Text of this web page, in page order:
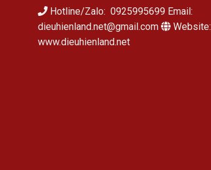
Hotline/Zalo: 0925995699 Email:
dieuhienland.net@gmail.com
Website:
www.dieuhienland.net